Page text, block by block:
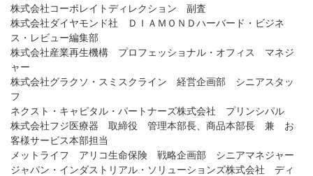
株式会社コーポレイトディレクション 副査
株式会社ダイヤモンド社 ＤＩＡＭＯＮＤハーバード・ビジネ
ス・レビュー編集部
株式会社産業再生機構 プロフェッショナル・オフィス マネジ
ャー
株式会社グラクソ・スミスクライン 経営企画部 シニアスタッ
フ
ネクスト・キャピタル・パートナーズ株式会社 プリンシパル
株式会社フジ医療器 取締役 管理本部長、商品本部長 兼 お
客様サービス本部担当
メットライフ アリコ生命保険 戦略企画部 シニアマネジャー
ジャパン・インダストリアル・ソリューションズ株式会社 ディ